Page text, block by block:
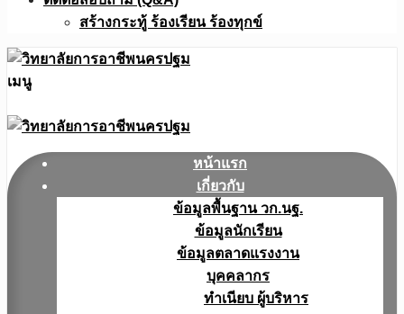
สร้างกระทู้ ร้องเรียน ร้องทุกข์
เมนู
หน้าแรก
เกี่ยวกับ
ข้อมูลพื้นฐาน วก.นฐ.
ข้อมูลนักเรียน
ข้อมูลตลาดแรงงาน
บุคคลากร
ทำเนียบ ผู้บริหาร